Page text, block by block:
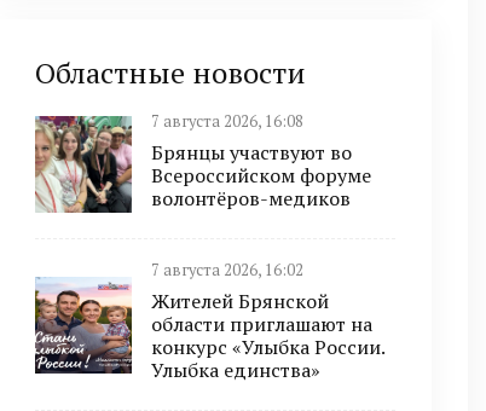
Областные новости
7 августа 2026, 16:08
Брянцы участвуют во
Всероссийском форуме
волонтёров-медиков
7 августа 2026, 16:02
Жителей Брянской
области приглашают на
конкурс «Улыбка России.
Улыбка единства»